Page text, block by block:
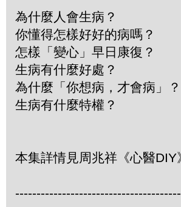
為什麼人會生病？
你懂得怎樣好好的病嗎？
怎樣「變心」早日康復？
生病有什麼好處？
為什麼「你想病，才會病」？
生病有什麼特權？
本集詳情見周兆祥《心醫
---------------------------------------